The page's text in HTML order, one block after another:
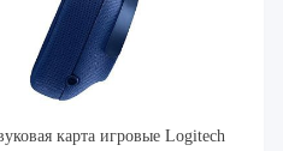
карта игровые Logitech